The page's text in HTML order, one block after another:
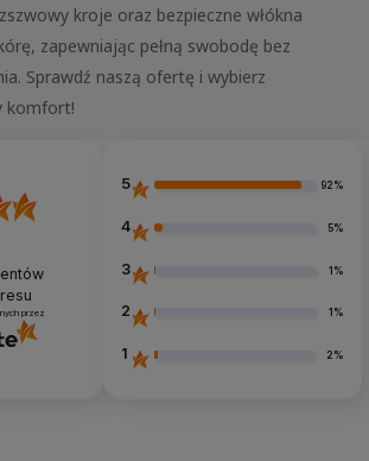
kroje oraz bezpieczne włókna
zapewniając pełną swobodę bez
Sprawdź naszą ofertę i wybierz
komfort!
przez
5 92%
4 5%
3 1%
2 1%
1 2%